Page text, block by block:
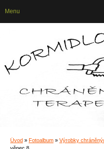
Úvod » Fotoalbum » Výrobky
Menu